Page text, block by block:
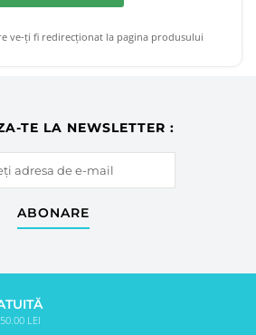
ve-ți fi redirecționat la pagina produsului
TE LA NEWSLETTER :
ABONARE
LEI